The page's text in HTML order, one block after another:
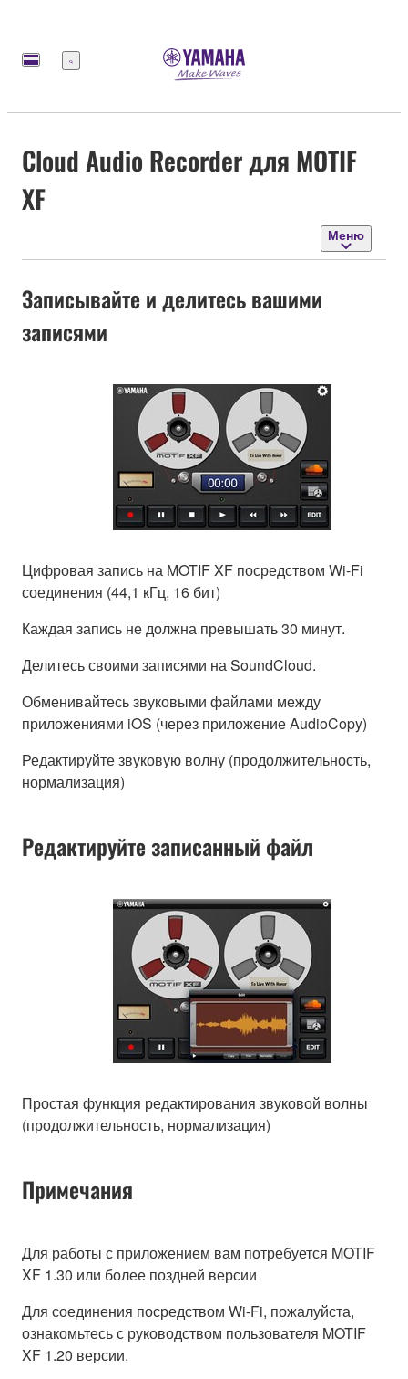
Меню
Cloud Audio Recorder для MOTIF
XF
Меню
Записывайте и делитесь вашими
записями
Цифровая запись на MOTIF XF посредством Wi-Fi
соединения (44,1 кГц, 16 бит)
Каждая запись не должна превышать 30 минут.
Делитесь своими записями на SoundCloud.
Обменивайтесь звуковыми файлами между
приложениями iOS (через приложение AudioCopy)
Редактируйте звуковую волну (продолжительность,
нормализация)
Редактируйте записанный файл
Простая функция редактирования звуковой волны
(продолжительность, нормализация)
Примечания
Для работы с приложением вам потребуется MOTIF
XF 1.30 или более поздней версии
Для соединения посредством Wi-Fi, пожалуйста,
ознакомьтесь с руководством пользователя MOTIF
XF 1.20 версии.